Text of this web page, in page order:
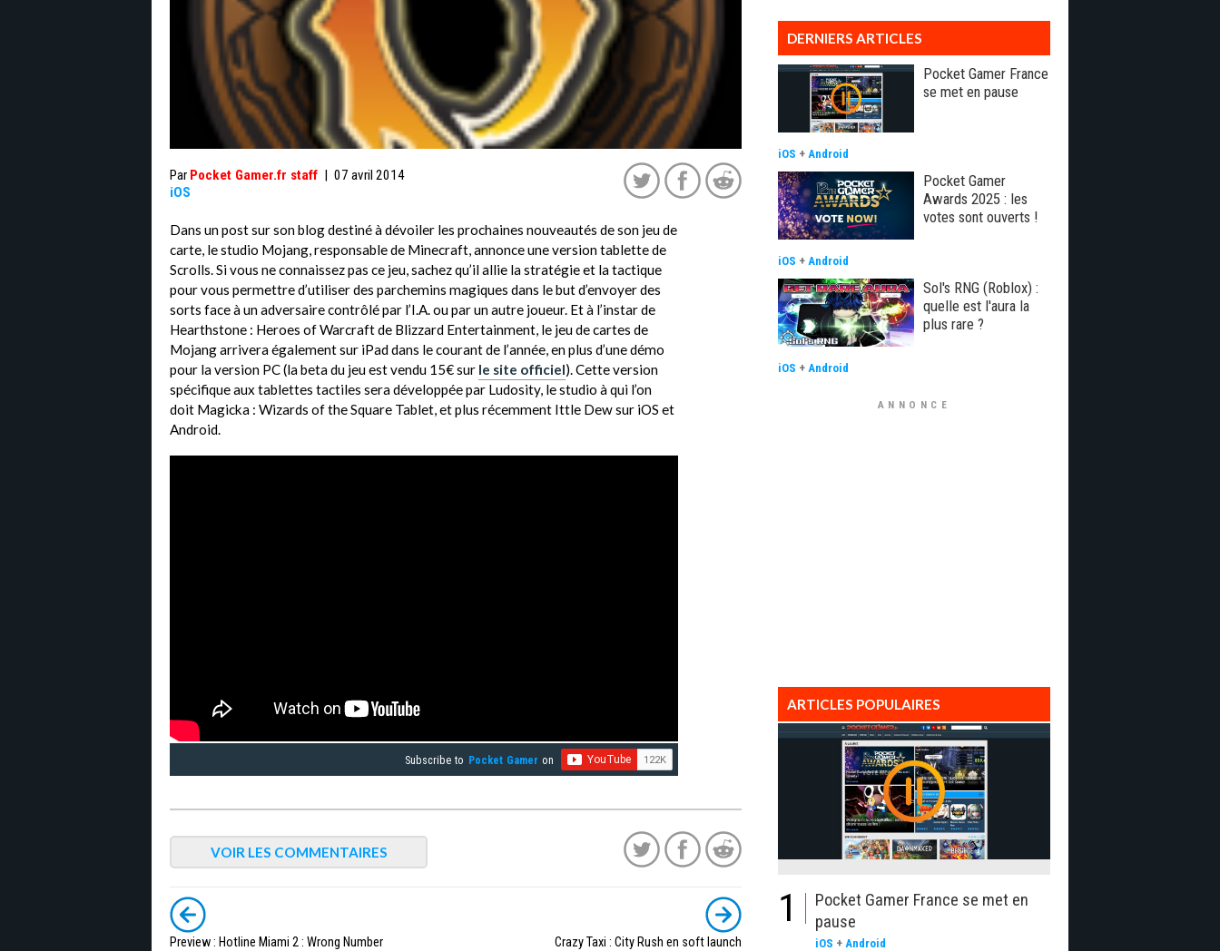
Par Pocket Gamer.fr staff | 07 avril 2014
iOS
Dans un post sur son blog destiné à dévoiler les prochaines nouveautés de son jeu de
carte, le studio Mojang, responsable de Minecraft, annonce une version tablette de
Scrolls. Si vous ne connaissez pas ce jeu, sachez qu’il allie la stratégie et la tactique
pour vous permettre d’utiliser des parchemins magiques dans le but d’envoyer des
sorts face à un adversaire contrôlé par l’I.A. ou par un autre joueur. Et à l’instar de
Hearthstone : Heroes of Warcraft de Blizzard Entertainment, le jeu de cartes de
Mojang arrivera également sur iPad dans le courant de l’année, en plus d’une démo
pour la version PC (la beta du jeu est vendu 15€ sur le site officiel). Cette version
spécifique aux tablettes tactiles sera développée par Ludosity, le studio à qui l’on
doit Magicka : Wizards of the Square Tablet, et plus récemment Ittle Dew sur iOS et
Android.
Subscribe to Pocket Gamer on
VOIR LES COMMENTAIRES
Preview : Hotline Miami 2 : Wrong Number Crazy Taxi : City Rush en soft launch
DERNIERS ARTICLES
Pocket Gamer France
se met en pause
iOS + Android
Pocket Gamer
Awards 2025 : les
votes sont ouverts !
iOS + Android
Sol's RNG (Roblox) :
quelle est l'aura la
plus rare ?
iOS + Android
ANNONCE
ARTICLES POPULAIRES
1
Pocket Gamer France se met en
pause
iOS + Android